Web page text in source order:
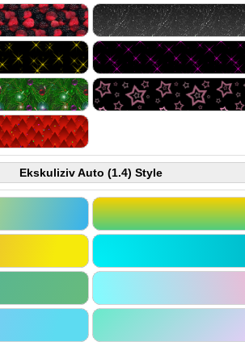
Ekskuliziv Auto (1.4) Style